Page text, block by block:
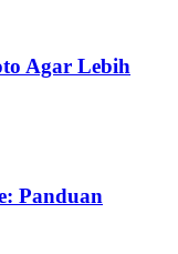
Agar Lebih
Panduan